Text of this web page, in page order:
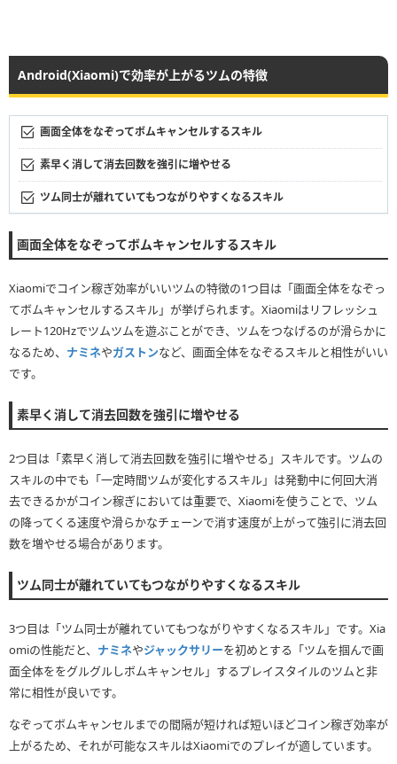
Android(Xiaomi)で効率が上がるツムの特徴
画面全体をなぞってボムキャンセルするスキル
素早く消して消去回数を強引に増やせる
ツム同士が離れていてもつながりやすくなるスキル
画面全体をなぞってボムキャンセルするスキル
Xiaomiでコイン稼ぎ効率がいいツムの特徴の1つ目は「画面全体をなぞっ
てボムキャンセルするスキル」が挙げられます。Xiaomiはリフレッシュ
レート120Hzでツムツムを遊ぶことができ、ツムをつなげるのが滑らかに
なるため、 ナミネやガストンなど、画面全体をなぞるスキルと相性がいい
です。
素早く消して消去回数を強引に増やせる
2つ目は「素早く消して消去回数を強引に増やせる」スキルです。ツムの
スキルの中でも「一定時間ツムが変化するスキル」は発動中に何回大消
去できるかがコイン稼ぎにおいては重要で、Xiaomiを使うことで、ツム
の降ってくる速度や滑らかなチェーンで消す速度が上がって強引に消去回
数を増やせる場合があります。
ツム同士が離れていてもつながりやすくなるスキル
3つ目は「ツム同士が離れていてもつながりやすくなるスキル」です。Xia
omiの性能だと、 ナミネやジャックサリーを初めとする「ツムを掴んで画
面全体ををグルグルしボムキャンセル」するプレイスタイルのツムと非
常に相性が良いです。
なぞってボムキャンセルまでの間隔が短ければ短いほどコイン稼ぎ効率が
上がるため、それが可能なスキルはXiaomiでのプレイが適しています。